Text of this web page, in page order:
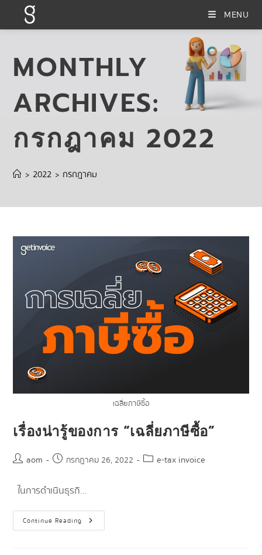
MENU
MONTHLY
ARCHIVES:
กรกฎาคม 2022
> 2022 > กรกฎาคม
เฉลี่ยภาษีซื้อ
เรื่องน่ารู้ของการ “เฉลี่ยภาษีซื้อ”
aom กรกฎาคม 26, 2022 e-tax invoice
ในการดำเนินธุรกิ…
Continue Reading